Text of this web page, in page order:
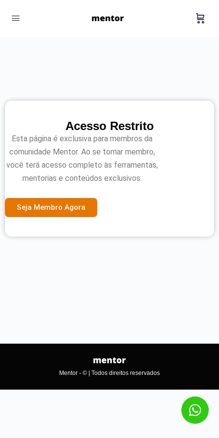
Acesso Restrito
Esta página é exclusiva para membros da
comunidade Mentor. Ao se tornar membro,
você terá acesso completo às ferramentas,
mentorias e conteúdos exclusivos.
Seja Membro Agora
Mentor - © | Todos direitos reservados